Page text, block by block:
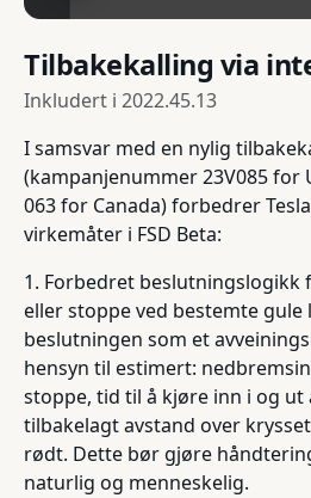
Tilbakekalling via
Inkludert i 2022.45.13
I samsvar med en nylig
(kampanjenummer 23V085 for
063 for Canada) forbedrer
virkemåter i FSD Beta:
1. Forbedret beslutningslogikk
eller stoppe ved bestemte gule
beslutningen som et
hensyn til estimert:
stoppe, tid til å kjøre inn i og ut
tilbakelagt avstand over
rødt. Dette bør gjøre
naturlig og menneskelig.